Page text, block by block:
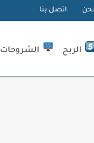
اتصل بنا
الربح الشروحات